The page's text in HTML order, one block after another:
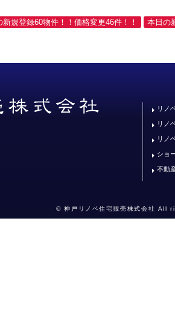
新規登録60物件！！価格変更46件！！ 本日の
リノ
リノ
リノ
ショ
不動
© 神戸リノベ住宅販売株式会社 All